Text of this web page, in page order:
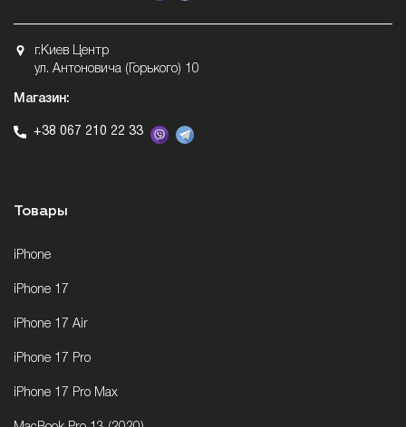
г.Киев Центр
ул. Антоновича (Горького) 10
Магазин:
+38 067 210 22 33
Товары
iPhone
iPhone 17
iPhone 17 Air
iPhone 17 Pro
iPhone 17 Pro Max